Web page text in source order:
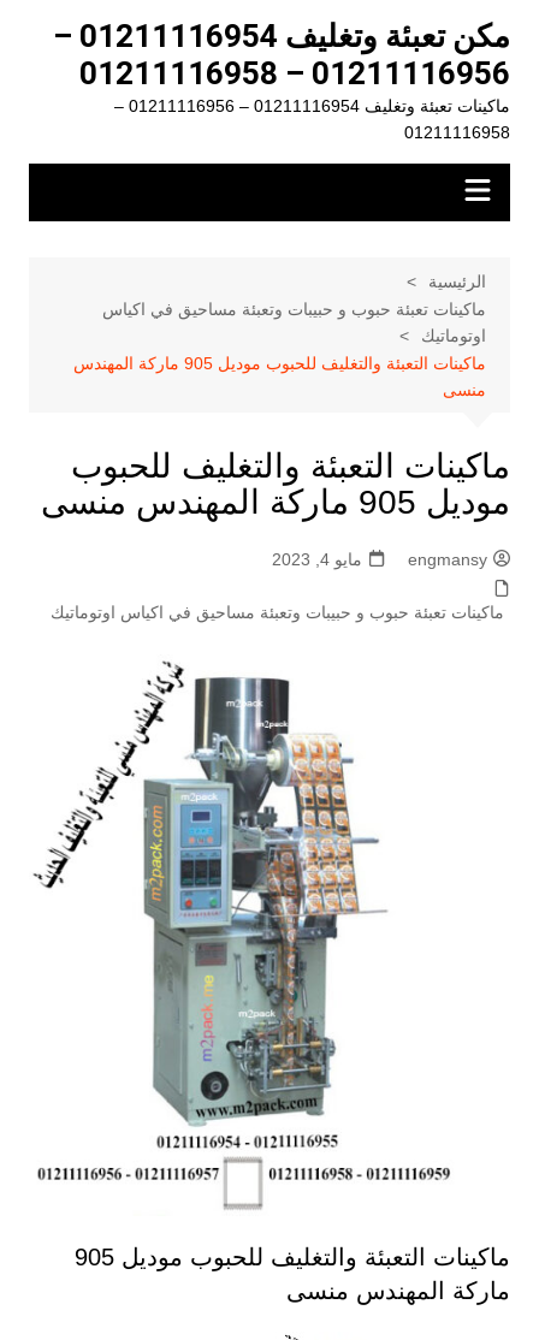
المحتوى
مكن تعبئة وتغليف 01211116954 –
01211116956 – 01211116958
ماكينات تعبئة وتغليف 01211116954 – 01211116956 –
01211116958
الرئيسية
ماكينات تعبئة حبوب و حبيبات وتعبئة مساحيق في اكياس
اوتوماتيك
ماكينات التعبئة والتغليف للحبوب موديل 905 ماركة المهندس
منسى
ماكينات التعبئة والتغليف للحبوب
موديل 905 ماركة المهندس منسى
engmansy مايو 4, 2023
ماكينات تعبئة حبوب و حبيبات وتعبئة مساحيق في اكياس اوتوماتيك
ماكينات التعبئة والتغليف للحبوب موديل 905
ماركة المهندس منسى